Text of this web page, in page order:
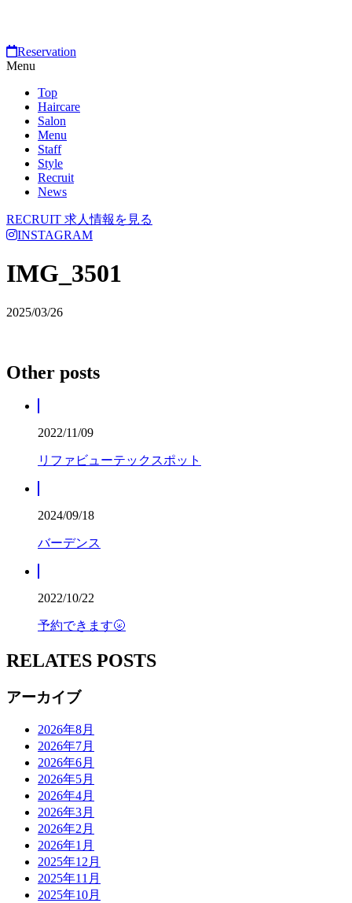
Reservation
Menu
Top
Haircare
Salon
Menu
Staff
Style
Recruit
News
RECRUIT 求人情報を見る
INSTAGRAM
IMG_3501
2025/03/26
Other posts
2022/11/09
リファビューテックスポット
2024/09/18
バーデンス
2022/10/22
予約できます🌝
RELATES POSTS
アーカイブ
2026年8月
2026年7月
2026年6月
2026年5月
2026年4月
2026年3月
2026年2月
2026年1月
2025年12月
2025年11月
2025年10月